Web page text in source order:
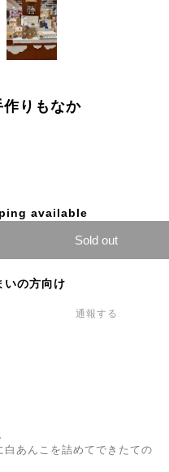
りもなか
available
Sold out
いの方向け
通報する
あんこを詰めてできたての